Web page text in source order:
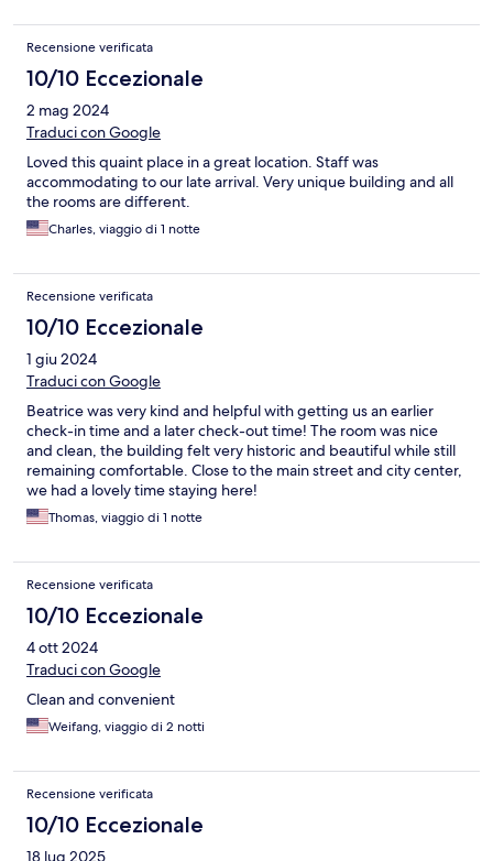
Recensione verificata
10/10 Eccezionale
2 mag 2024
Traduci con Google
Loved this quaint place in a great location. Staff was
accommodating to our late arrival. Very unique building and all
the rooms are different.
Charles, viaggio di 1 notte
Recensione verificata
10/10 Eccezionale
1 giu 2024
Traduci con Google
Beatrice was very kind and helpful with getting us an earlier
check-in time and a later check-out time! The room was nice
and clean, the building felt very historic and beautiful while still
remaining comfortable. Close to the main street and city center,
we had a lovely time staying here!
Thomas, viaggio di 1 notte
Recensione verificata
10/10 Eccezionale
4 ott 2024
Traduci con Google
Clean and convenient
Weifang, viaggio di 2 notti
Recensione verificata
10/10 Eccezionale
18 lug 2025